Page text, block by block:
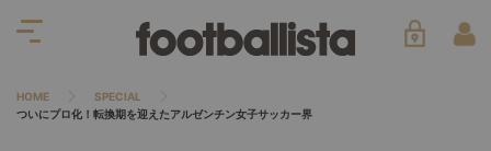
HOME
SPECIAL
ついにプロ化！転換期を迎えたアルゼンチン女子サッカー界